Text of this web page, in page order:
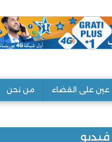
عين على القضاء من نحن
فيديو